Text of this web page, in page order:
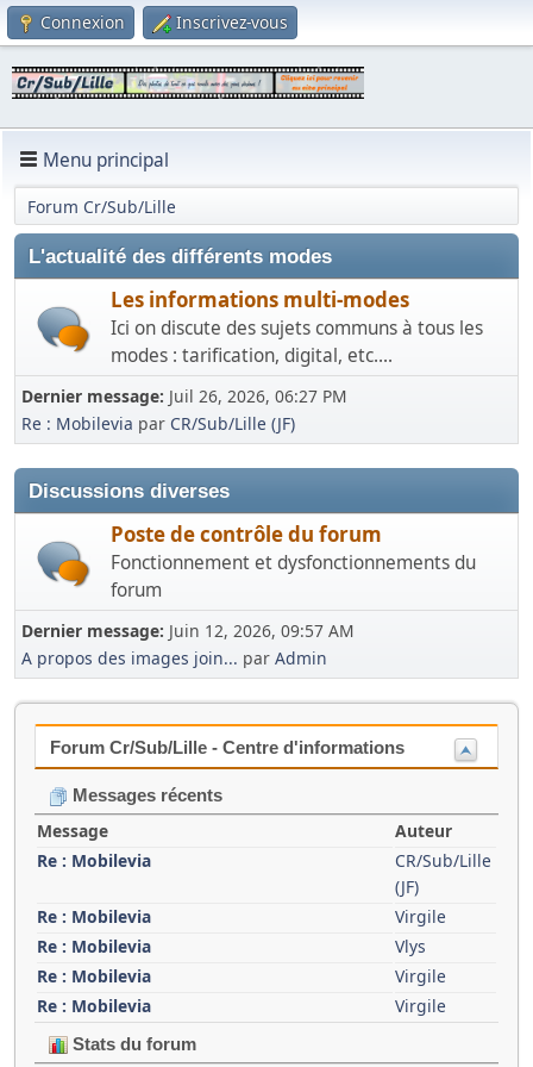
Connexion Inscrivez-vous
Menu principal
Forum Cr/Sub/Lille
L'actualité des différents modes
Les informations multi-modes
Ici on discute des sujets communs à tous les
modes : tarification, digital, etc....
Dernier message: Juil 26, 2026, 06:27 PM
Re : Mobilevia par CR/Sub/Lille (JF)
Discussions diverses
Poste de contrôle du forum
Fonctionnement et dysfonctionnements du
forum
Dernier message: Juin 12, 2026, 09:57 AM
A propos des images join... par Admin
Forum Cr/Sub/Lille - Centre d'informations
Messages récents
Message
Auteur
Re : Mobilevia
CR/Sub/Lille
(JF)
Re : Mobilevia
Virgile
Re : Mobilevia
Vlys
Re : Mobilevia
Virgile
Re : Mobilevia
Virgile
Stats du forum